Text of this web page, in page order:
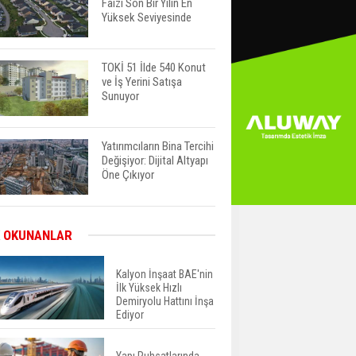
Faizi Son Bir Yılın En
Yüksek Seviyesinde
TOKİ 51 İlde 540 Konut
ve İş Yerini Satışa
Sunuyor
Yatırımcıların Bina Tercihi
Değişiyor: Dijital Altyapı
Öne Çıkıyor
Düşürür Mü?
İkinci El Konut Fiyatları
İspanya'da Bir Yılda
Yüzde 16,2 Arttı
OKUNANLAR
Kalyon İnşaat BAE'nin
İlk Yüksek Hızlı
Demiryolu Hattını İnşa
Ediyor